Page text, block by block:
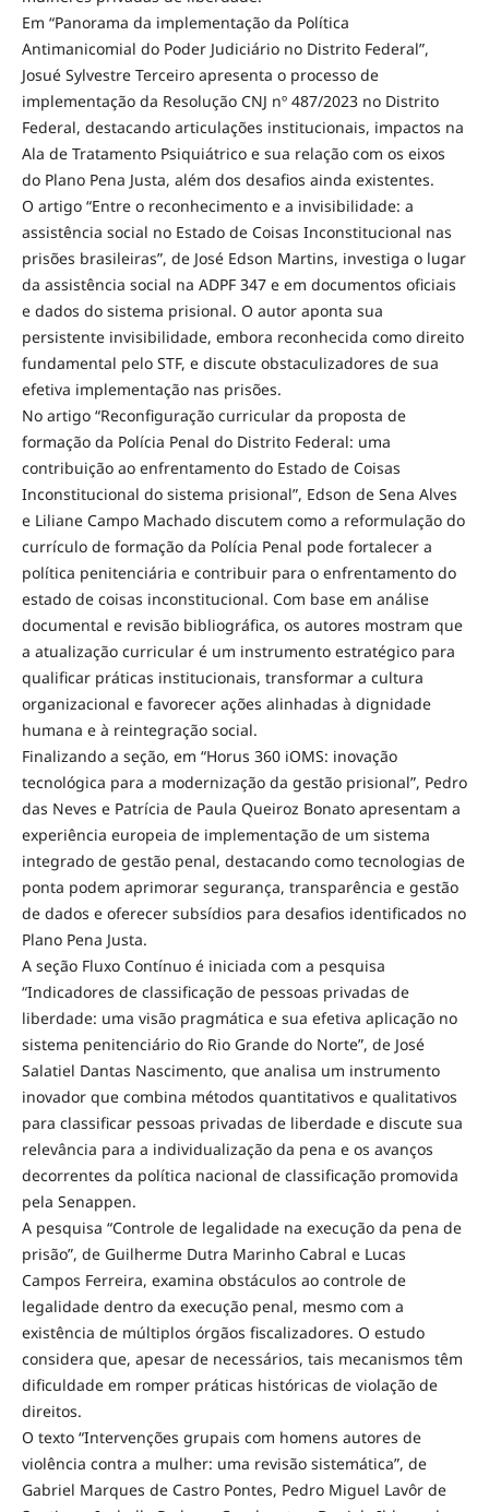
Em “Panorama da implementação da Política
Antimanicomial do Poder Judiciário no Distrito Federal”,
Josué Sylvestre Terceiro apresenta o processo de
implementação da Resolução CNJ nº 487/2023 no Distrito
Federal, destacando articulações institucionais, impactos na
Ala de Tratamento Psiquiátrico e sua relação com os eixos
do Plano Pena Justa, além dos desafios ainda existentes.
O artigo “Entre o reconhecimento e a invisibilidade: a
assistência social no Estado de Coisas Inconstitucional nas
prisões brasileiras”, de José Edson Martins, investiga o lugar
da assistência social na ADPF 347 e em documentos oficiais
e dados do sistema prisional. O autor aponta sua
persistente invisibilidade, embora reconhecida como direito
fundamental pelo STF, e discute obstaculizadores de sua
efetiva implementação nas prisões.
No artigo “Reconfiguração curricular da proposta de
formação da Polícia Penal do Distrito Federal: uma
contribuição ao enfrentamento do Estado de Coisas
Inconstitucional do sistema prisional”, Edson de Sena Alves
e Liliane Campo Machado discutem como a reformulação do
currículo de formação da Polícia Penal pode fortalecer a
política penitenciária e contribuir para o enfrentamento do
estado de coisas inconstitucional. Com base em análise
documental e revisão bibliográfica, os autores mostram que
a atualização curricular é um instrumento estratégico para
qualificar práticas institucionais, transformar a cultura
organizacional e favorecer ações alinhadas à dignidade
humana e à reintegração social.
Finalizando a seção, em “Horus 360 iOMS: inovação
tecnológica para a modernização da gestão prisional”, Pedro
das Neves e Patrícia de Paula Queiroz Bonato apresentam a
experiência europeia de implementação de um sistema
integrado de gestão penal, destacando como tecnologias de
ponta podem aprimorar segurança, transparência e gestão
de dados e oferecer subsídios para desafios identificados no
Plano Pena Justa.
A seção Fluxo Contínuo é iniciada com a pesquisa
“Indicadores de classificação de pessoas privadas de
liberdade: uma visão pragmática e sua efetiva aplicação no
sistema penitenciário do Rio Grande do Norte”, de José
Salatiel Dantas Nascimento, que analisa um instrumento
inovador que combina métodos quantitativos e qualitativos
para classificar pessoas privadas de liberdade e discute sua
relevância para a individualização da pena e os avanços
decorrentes da política nacional de classificação promovida
pela Senappen.
A pesquisa “Controle de legalidade na execução da pena de
prisão”, de Guilherme Dutra Marinho Cabral e Lucas
Campos Ferreira, examina obstáculos ao controle de
legalidade dentro da execução penal, mesmo com a
existência de múltiplos órgãos fiscalizadores. O estudo
considera que, apesar de necessários, tais mecanismos têm
dificuldade em romper práticas históricas de violação de
direitos.
O texto “Intervenções grupais com homens autores de
violência contra a mulher: uma revisão sistemática”, de
Gabriel Marques de Castro Pontes, Pedro Miguel Lavôr de